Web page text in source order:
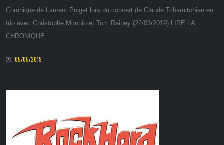
Chronique de Laurent Poiget lors du concert de Claude Tchamitchian en
trio avec Christophe Monnio et Tom Rainey (22/03/2019) LIRE LA
CHRONIQUE
05/05/2019